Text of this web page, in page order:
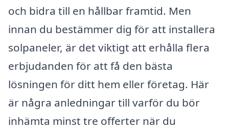
och bidra till en hållbar framtid. Men
innan du bestämmer dig för att installera
solpaneler, är det viktigt att erhålla flera
erbjudanden för att få den bästa
lösningen för ditt hem eller företag. Här
är några anledningar till varför du bör
inhämta minst tre offerter när du